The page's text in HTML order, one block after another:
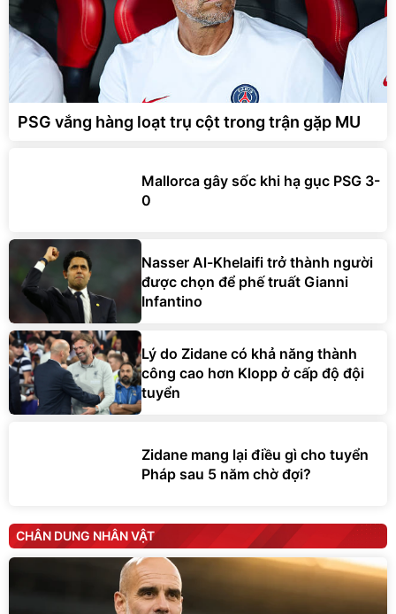
PSG vắng hàng loạt trụ cột trong trận gặp MU
Mallorca gây sốc khi hạ gục PSG 3-
0
Nasser Al-Khelaifi trở thành người
được chọn để phế truất Gianni
Infantino
Lý do Zidane có khả năng thành
công cao hơn Klopp ở cấp độ đội
tuyển
Zidane mang lại điều gì cho tuyển
Pháp sau 5 năm chờ đợi?
CHÂN DUNG NHÂN VẬT